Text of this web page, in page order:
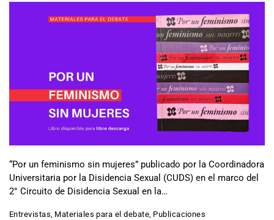
“Por un feminismo sin mujeres” publicado por la Coordinadora
Universitaria por la Disidencia Sexual (CUDS) en el marco del
2° Circuito de Disidencia Sexual en la…
Entrevistas, Materiales para el debate, Publicaciones